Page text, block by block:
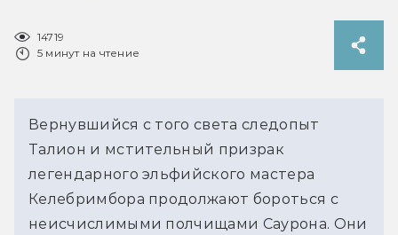
14719
5 минут на чтение
Вернувшийся с того света следопыт
Талион и мстительный призрак
легендарного эльфийского мастера
Келебримбора продолжают бороться с
неисчислимыми полчищами Саурона. Они